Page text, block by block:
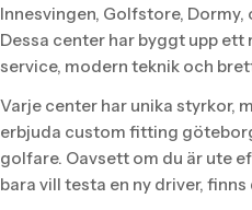
Innesvingen, Golfstore,
Dessa center har byggt upp
service, modern teknik och
Varje center har unika styrkor,
erbjuda custom fitting
golfare. Oavsett om du är ute
bara vill testa en ny driver,